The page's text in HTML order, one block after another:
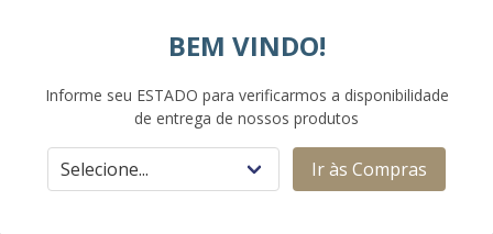
Cada mL de solução injetável contém 40 mg de aflibercepte.
mL de solução, o que equivale a uma dose única de 4 mg de
monobásico monoidratado, fosfato de sódio dibásico
BEM VINDO!
Informe seu ESTADO para verificarmos a disponibilidade
de entrega de nossos produtos
Ir às Compras